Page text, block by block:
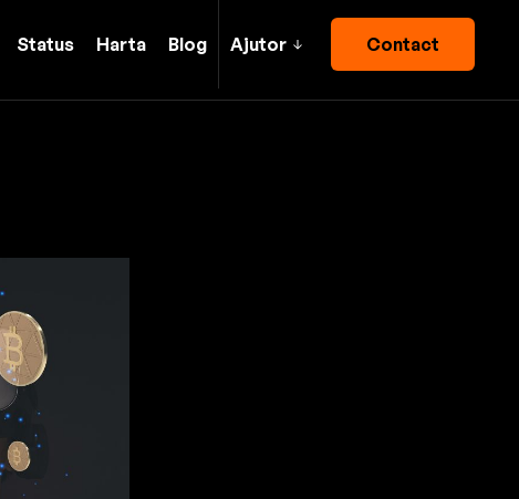
Status Harta Blog Ajutor Contact